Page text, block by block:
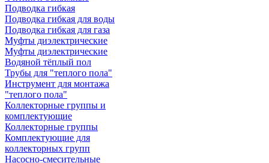
Подводка гибкая
Подводка гибкая для воды
Подводка гибкая для газа
Муфты диэлектрические
Муфты диэлектрические
Водяной тёплый пол
Трубы для "теплого пола"
Инструмент для монтажа
"теплого пола"
Коллекторные группы и
комплектующие
Коллекторные группы
Комплектующие для
коллекторных групп
Насосно-смесительные